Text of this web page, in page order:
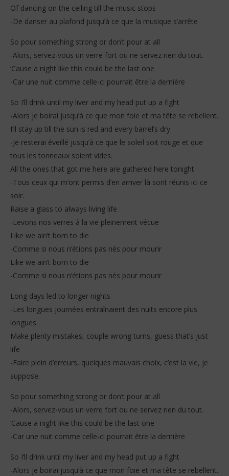
Of dancing on the ceiling till the music stops
-De danser au plafond jusqu’à ce que la musique s’arrête
So pour something strong or don’t pour at all
-Alors, servez-vous un verre fort ou ne servez rien du tout.
‘Cause a night like this could be the last one
-Car une nuit comme celle-ci pourrait être la dernière
So I’ll drink until my liver and my head put up a fight
-Alors je boirai jusqu’à ce que mon foie et ma tête se rebellent.
I’ll stay up till the sun is red and every barrel’s dry
-Je resterai éveillé jusqu’à ce que le soleil soit rouge et que
tous les tonneaux soient vides.
All the ones that got me here are gathered here tonight
-Tous ceux qui m’ont permis d’en arriver là sont réunis ici ce
soir.
Raise a glass to always living life
-Levons nos verres à la vie pleinement vécue
Like we ain’t born to die
-Comme si nous n’étions pas nés pour mourir
Like we ain’t born to die
-Comme si nous n’étions pas nés pour mourir
Long days led to longer nights
-Les longues journées entraînaient des nuits encore plus
longues.
Make plenty mistakes, couple wrong turns, guess that’s just
life
-Faire plein d’erreurs, quelques mauvais choix, c’est la vie, je
suppose.
So pour something strong or don’t pour at all
-Alors, servez-vous un verre fort ou ne servez rien du tout.
‘Cause a night like this could be the last one
-Car une nuit comme celle-ci pourrait être la dernière
So I’ll drink until my liver and my head put up a fight
-Alors je boirai jusqu’à ce que mon foie et ma tête se rebellent.